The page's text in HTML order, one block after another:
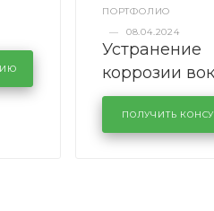
ПОРТФОЛИО
—
08.04.2024
Устранение
коррозии
лобового
районе
Volkswagen
ПОЛУЧИТЬ